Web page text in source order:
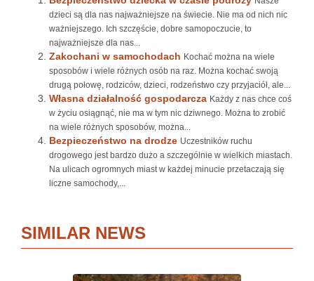
dzieci są dla nas najważniejsze na świecie. Nie ma od nich nic
ważniejszego. Ich szczęście, dobre samopoczucie, to
najważniejsze dla nas...
Zakochani w samochodach Kochać można na wiele
sposobów i wiele różnych osób na raz. Można kochać swoją
drugą połowę, rodziców, dzieci, rodzeństwo czy przyjaciół, ale...
Własna działalność gospodarcza Każdy z nas chce coś
w życiu osiągnąć, nie ma w tym nic dziwnego. Można to zrobić
na wiele różnych sposobów, można...
Bezpieczeństwo na drodze Uczestników ruchu
drogowego jest bardzo dużo a szczególnie w wielkich miastach.
Na ulicach ogromnych miast w każdej minucie przetaczają się
liczne samochody,...
SIMILAR NEWS